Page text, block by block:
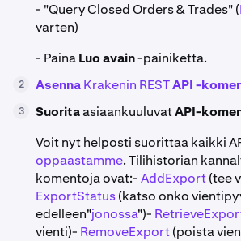
- "Query Closed Orders & Trades" (
varten)
- PainaLuo avain-painiketta.
2 AsennaKrakenin RESTAPI -
3 SuoritaasiaankuuluvatAPI-
Voit nyt helposti suorittaa kaikki
oppaastamme. Tilihistorian
komentoja ovat:-AddExport(tee
ExportStatus(katso onko
edelleen"jonossa")-
vienti)- RemoveExport(poista